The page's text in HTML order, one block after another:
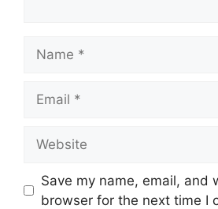
Save my name, email, and
browser for the next time I